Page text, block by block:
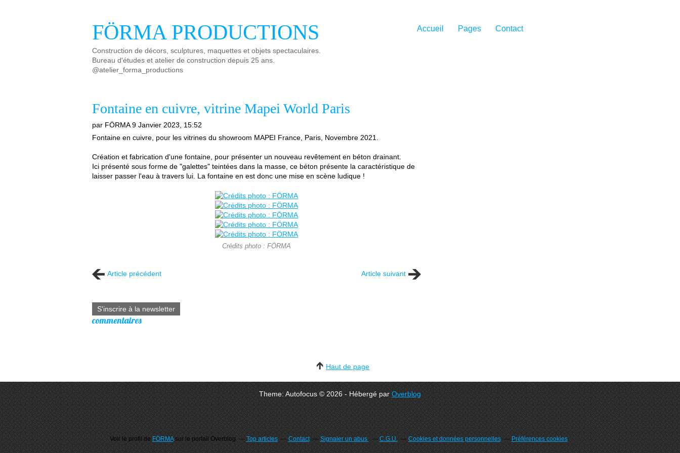
FÖRMA PRODUCTIONS
Construction de décors, sculptures, maquettes et objets spectaculaires.
Bureau d'études et atelier de construction depuis 25 ans.
@atelier_forma_productions
Accueil Pages Contact
Fontaine en cuivre, vitrine Mapei World Paris
par FÖRMA 9 Janvier 2023, 15:52
Fontaine en cuivre, pour les vitrines du showroom MAPEI France, Paris, Novembre 2021.
Création et fabrication d'une fontaine, pour présenter un nouveau revêtement en béton drainant.
Ici présenté sous forme de "galettes" teintées dans la masse, ce béton présente la caractéristique de
laisser passer l'eau à travers lui. La fontaine en est donc une mise en scène ludique !
Crédits photo : FÖRMA
Article précédent Article suivant
S'inscrire à la newsletter
commentaires
Haut de page
Theme: Autofocus © 2026 - Hébergé parOverblog
Voir le profil deFÖRMAsur le portail Overblog Top articles Contact Signaler un abus C.G.U. Cookies et données personnelles Préférences cookies